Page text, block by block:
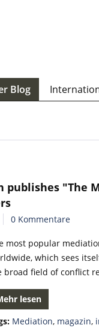
Blog
publishes
0 Kommentare
most popular
which sees
broad field of conflict
lesen
Mediation, magazin,